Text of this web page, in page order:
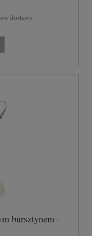
dostawy
bursztynem -